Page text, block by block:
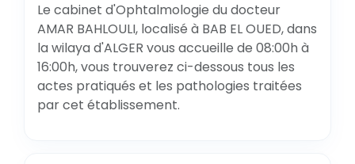
Le cabinet d'Ophtalmologie du docteur
AMAR BAHLOULI, localisé à BAB EL OUED, dans
la wilaya d'ALGER vous accueille de 08:00h à
16:00h, vous trouverez ci-dessous tous les
actes pratiqués et les pathologies traitées
par cet établissement.